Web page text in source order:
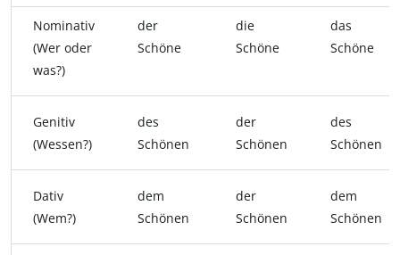
Nominativ
(Wer oder
was?)
der
Schöne
die
Schöne
das
Schöne
Genitiv
(Wessen?)
des
Schönen
der
Schönen
des
Schönen
Dativ
(Wem?)
dem
Schönen
der
Schönen
dem
Schönen